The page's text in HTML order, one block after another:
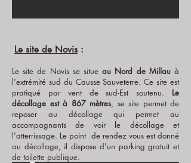
Le site de Novis :
Le site de Novis se situeau Nord de Millauà
l'extrémité sud du Causse Sauveterre. Ce site est
pratiqué par vent de sud-Est soutenu. Le
décollage est à 867 mètres, se site permet de
reposer au décollage qui permet au
accompagnants de voir le décollage et
l'atterrissage. Le point de rendez vous est donné
au décollage, il dispose d'un parking gratuit et
de toilette publique.